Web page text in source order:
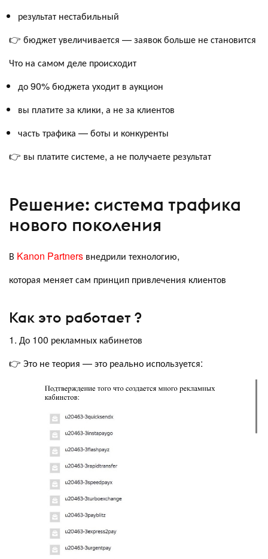
результат нестабильный
👉 бюджет увеличивается — заявок больше не становится
Что на самом деле происходит
до 90% бюджета уходит в аукцион
вы платите за клики, а не за клиентов
часть трафика — боты и конкуренты
👉 вы платите системе, а не получаете результат
Решение: система трафика
нового поколения
В Kanon Partners внедрили технологию,
которая меняет сам принцип привлечения клиентов
Как это работает ?
1. До 100 рекламных кабинетов
👉 Это не теория — это реально используется: